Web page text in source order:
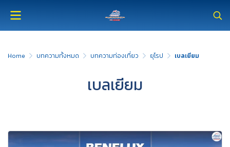
Home บทความทั้งหมด บทความท่องเที่ยว ยุโรป เบลเยียม
เบลเยียม